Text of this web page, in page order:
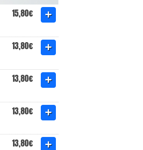
15,80€
13,80€
13,80€
13,80€
13,80€